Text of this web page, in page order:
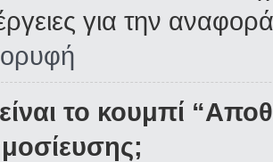
για την
είναι το κουμπί